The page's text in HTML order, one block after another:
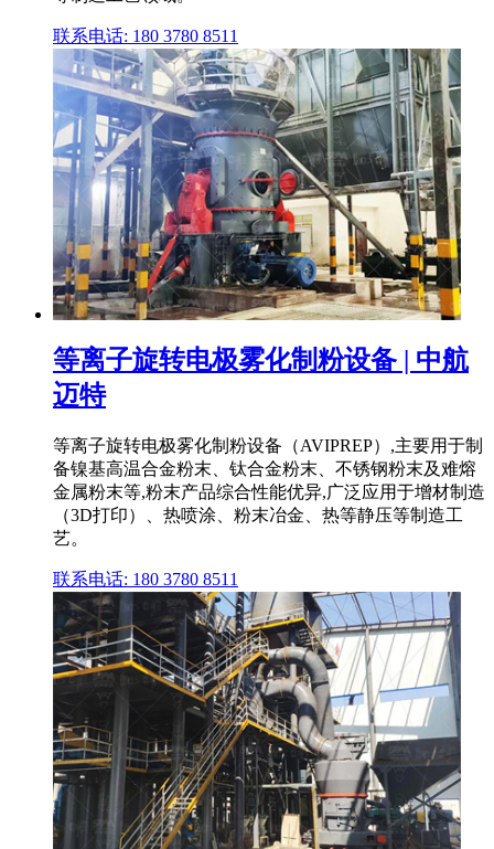
联系电话: 180 3780 8511
等离子旋转电极雾化制粉设备 | 中航
迈特
等离子旋转电极雾化制粉设备（AVIPREP）,主要用于制
备镍基高温合金粉末、钛合金粉末、不锈钢粉末及难熔
金属粉末等,粉末产品综合性能优异,广泛应用于增材制造
（3D打印）、热喷涂、粉末冶金、热等静压等制造工
艺。
联系电话: 180 3780 8511